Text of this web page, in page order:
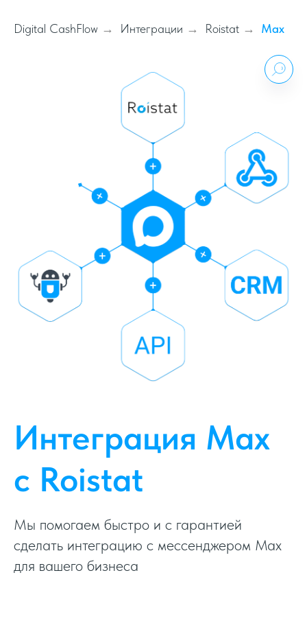
Digital CashFlow → Интеграции → Roistat → Max
Интеграция Max
с Roistat
Мы помогаем быстро и с гарантией
сделать интеграцию с мессенджером Max
для вашего бизнеса